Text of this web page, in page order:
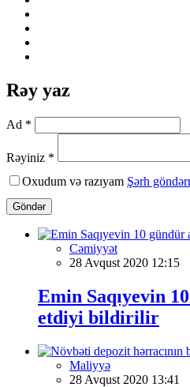
Rəy yaz
Ad *
Rəyiniz *
Oxudum və razıyam Şərh
Göndər
Cəmiyyət
28 Avqust 2020 12:15
Emin Saqıyevin
etdiyi bildirilir
Maliyyə
28 Avqust 2020 13:41